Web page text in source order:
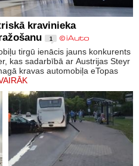
kravinieka
1
tirgū ienācis jauns konkurents
kas sadarbībā ar Austrijas Steyr
kravas automobiļa eTopas